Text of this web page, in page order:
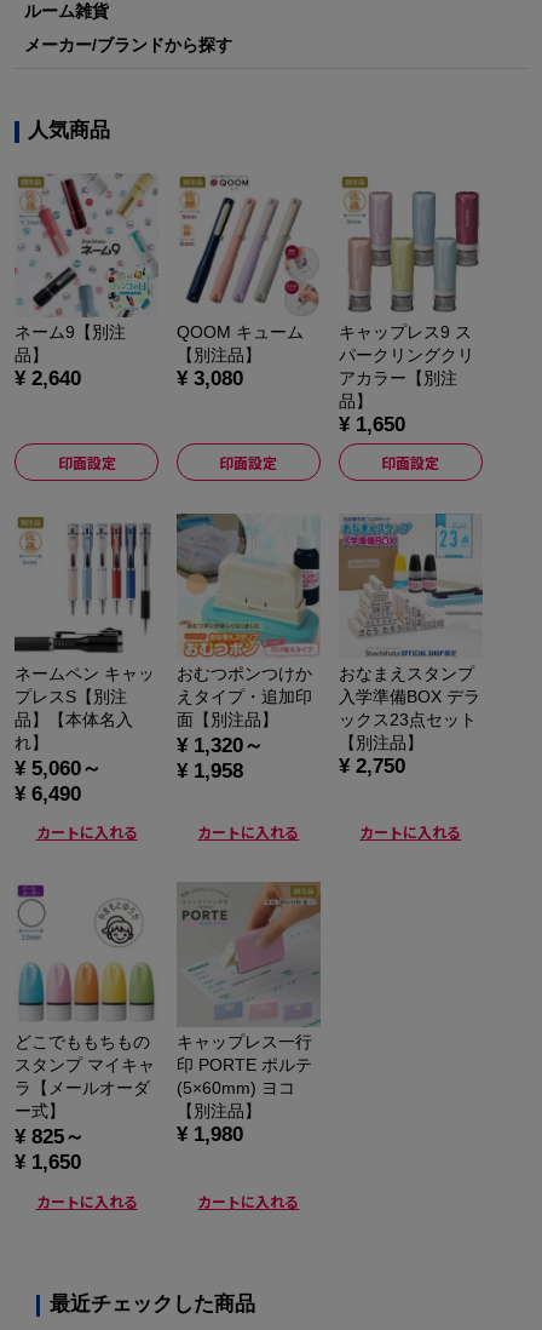
ルーム雑貨
メーカー/ブランドから探す
人気商品
ネーム9【別注
品】
¥ 2,640
印面設定
QOOM キューム
【別注品】
¥ 3,080
印面設定
キャップレス9 ス
パークリングクリ
アカラー【別注
品】
¥ 1,650
印面設定
ネームペン キャッ
プレスS【別注
品】【本体名入
れ】
¥ 5,060～
¥ 6,490
カートに入れる
おむつポンつけか
えタイプ・追加印
面【別注品】
¥ 1,320～
¥ 1,958
カートに入れる
おなまえスタンプ
入学準備BOX デラ
ックス23点セット
【別注品】
¥ 2,750
カートに入れる
どこでももちもの
スタンプ マイキャ
ラ【メールオーダ
ー式】
¥ 825～
¥ 1,650
カートに入れる
キャップレス一行
印 PORTE ポルテ
(5×60mm) ヨコ
【別注品】
¥ 1,980
カートに入れる
最近チェックした商品